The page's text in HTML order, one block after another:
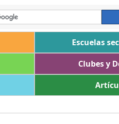
Escuelas
Clubes y